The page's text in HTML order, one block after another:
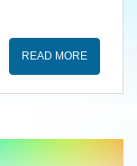
READ MORE